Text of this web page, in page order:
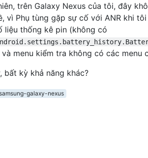
trên Galaxy Nexus của tôi, đây
vì Phụ tùng gặp sự cố với ANR khi
liệu thống kê pin (không có
menu kiểm tra không có các menu
bất kỳ khả năng khác?
galaxy-nexus